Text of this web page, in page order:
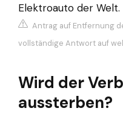
Elektroauto der Welt.
Antrag auf Entfernung
vollständige Antwort auf
Wird der
aussterben?